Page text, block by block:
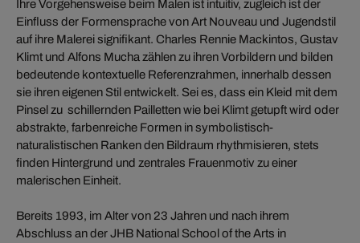
Ihre Vorgehensweise beim Malen ist intuitiv, zugleich ist der
Einfluss der Formensprache von Art Nouveau und Jugendstil
auf ihre Malerei signifikant. Charles Rennie Mackintos, Gustav
Klimt und Alfons Mucha zählen zu ihren Vorbildern und bilden
bedeutende kontextuelle Referenzrahmen, innerhalb dessen
sie ihren eigenen Stil entwickelt. Sei es, dass ein Kleid mit dem
Pinsel zu schillernden Pailletten wie bei Klimt getupft wird oder
abstrakte, farbenreiche Formen in symbolistisch-
naturalistischen Ranken den Bildraum rhythmisieren, stets
finden Hintergrund und zentrales Frauenmotiv zu einer
malerischen Einheit.
Bereits 1993, im Alter von 23 Jahren und nach ihrem
Abschluss an der JHB National School of the Arts in